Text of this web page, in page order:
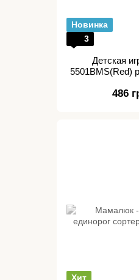
Новинка
3
Детская
5501BMS(Red)
486
Хит